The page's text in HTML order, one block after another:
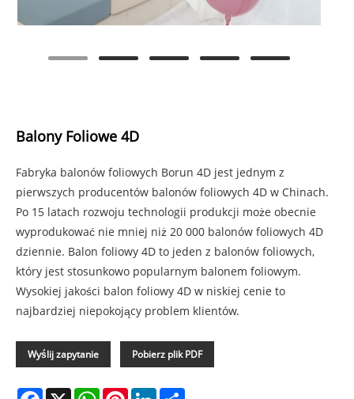
Balony Foliowe 4D
Fabryka balonów foliowych Borun 4D jest jednym z
pierwszych producentów balonów foliowych 4D w Chinach.
Po 15 latach rozwoju technologii produkcji może obecnie
wyprodukować nie mniej niż 20 000 balonów foliowych 4D
dziennie. Balon foliowy 4D to jeden z balonów foliowych,
który jest stosunkowo popularnym balonem foliowym.
Wysokiej jakości balon foliowy 4D w niskiej cenie to
najbardziej niepokojący problem klientów.
Wyślij zapytanie Pobierz plik PDF
Facebook
X WhatsAppPinterestLinkedIn